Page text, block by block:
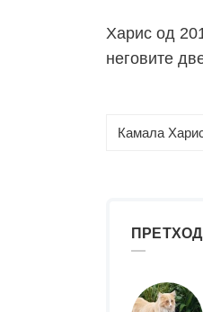
Харис од
неговите
Камала